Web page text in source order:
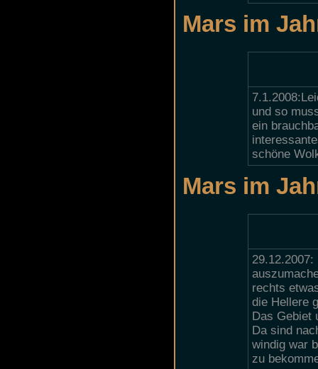
Mars im
und so
ein
schöne
Mars im
rechts
die Hellere
Das Gebiet
Da sind
windig war
zu